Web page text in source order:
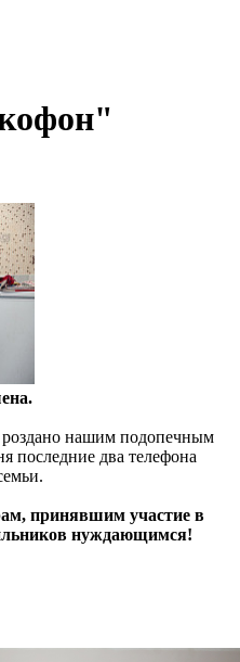
нашим подопечным
последние два телефона
принявшим участие в
нуждающимся!